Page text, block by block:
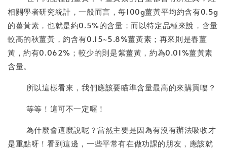
相關學者研究統計，一般而言，每100g薑黃平均約含有0.5g
的薑黃素，也就是約0.5%的含量；而以特定品種來說，含量
較高的秋薑黃，約含有0.15~5.8%薑黃素；再來則是春薑
黃，約有0.062%；較少的則是紫薑黃，約為0.01%薑黃素
含量。
所以這樣看來，我們應該要瞄準含量最高的來購買嘍？
等等！這可不一定喔！
為什麼會這麼說呢？當然主要是因為有沒有辦法吸收才
是重點呀！看到這邊，一些平常有在做功課的朋友，應該就